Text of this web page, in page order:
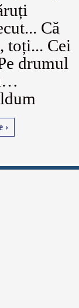
Că
toți... Cei
drumul
›